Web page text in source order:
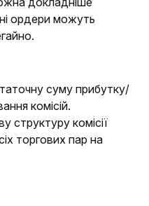
ордери можуть
суму прибутку/
комісій.
структуру комісії
торгових пар на